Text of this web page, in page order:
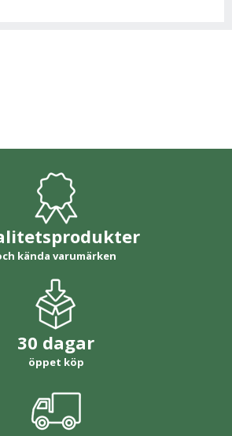
kända varumärken
30 dagar
öppet köp